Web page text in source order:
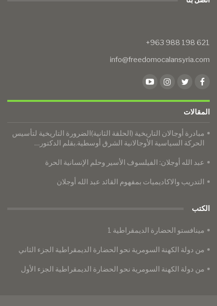
info@freedomocalansyria.com
المقالات
مبادرة أوجالان التاريخية (الحلقة الثانية)الضرورة التاريخية لتأسيس
الحركة السياسية الأوجالانية الشرق أوسطية.بقلم الدكتور…
عبد الله أوجلان: الفيلسوف الأسير وحلم الإنسانية الحرة
التدريب والاكاديميات بمفهوم القائد عبد الله أوجلان
الكتب
مينافستو الحضارة الديمقراطية 1
من دولة الكهنة السومرية نحو الحضارة الديمقراطية الجزء الثاني
من دولة الكهنة السومرية نحو الحضارة الديمقراطية الجزء الأول